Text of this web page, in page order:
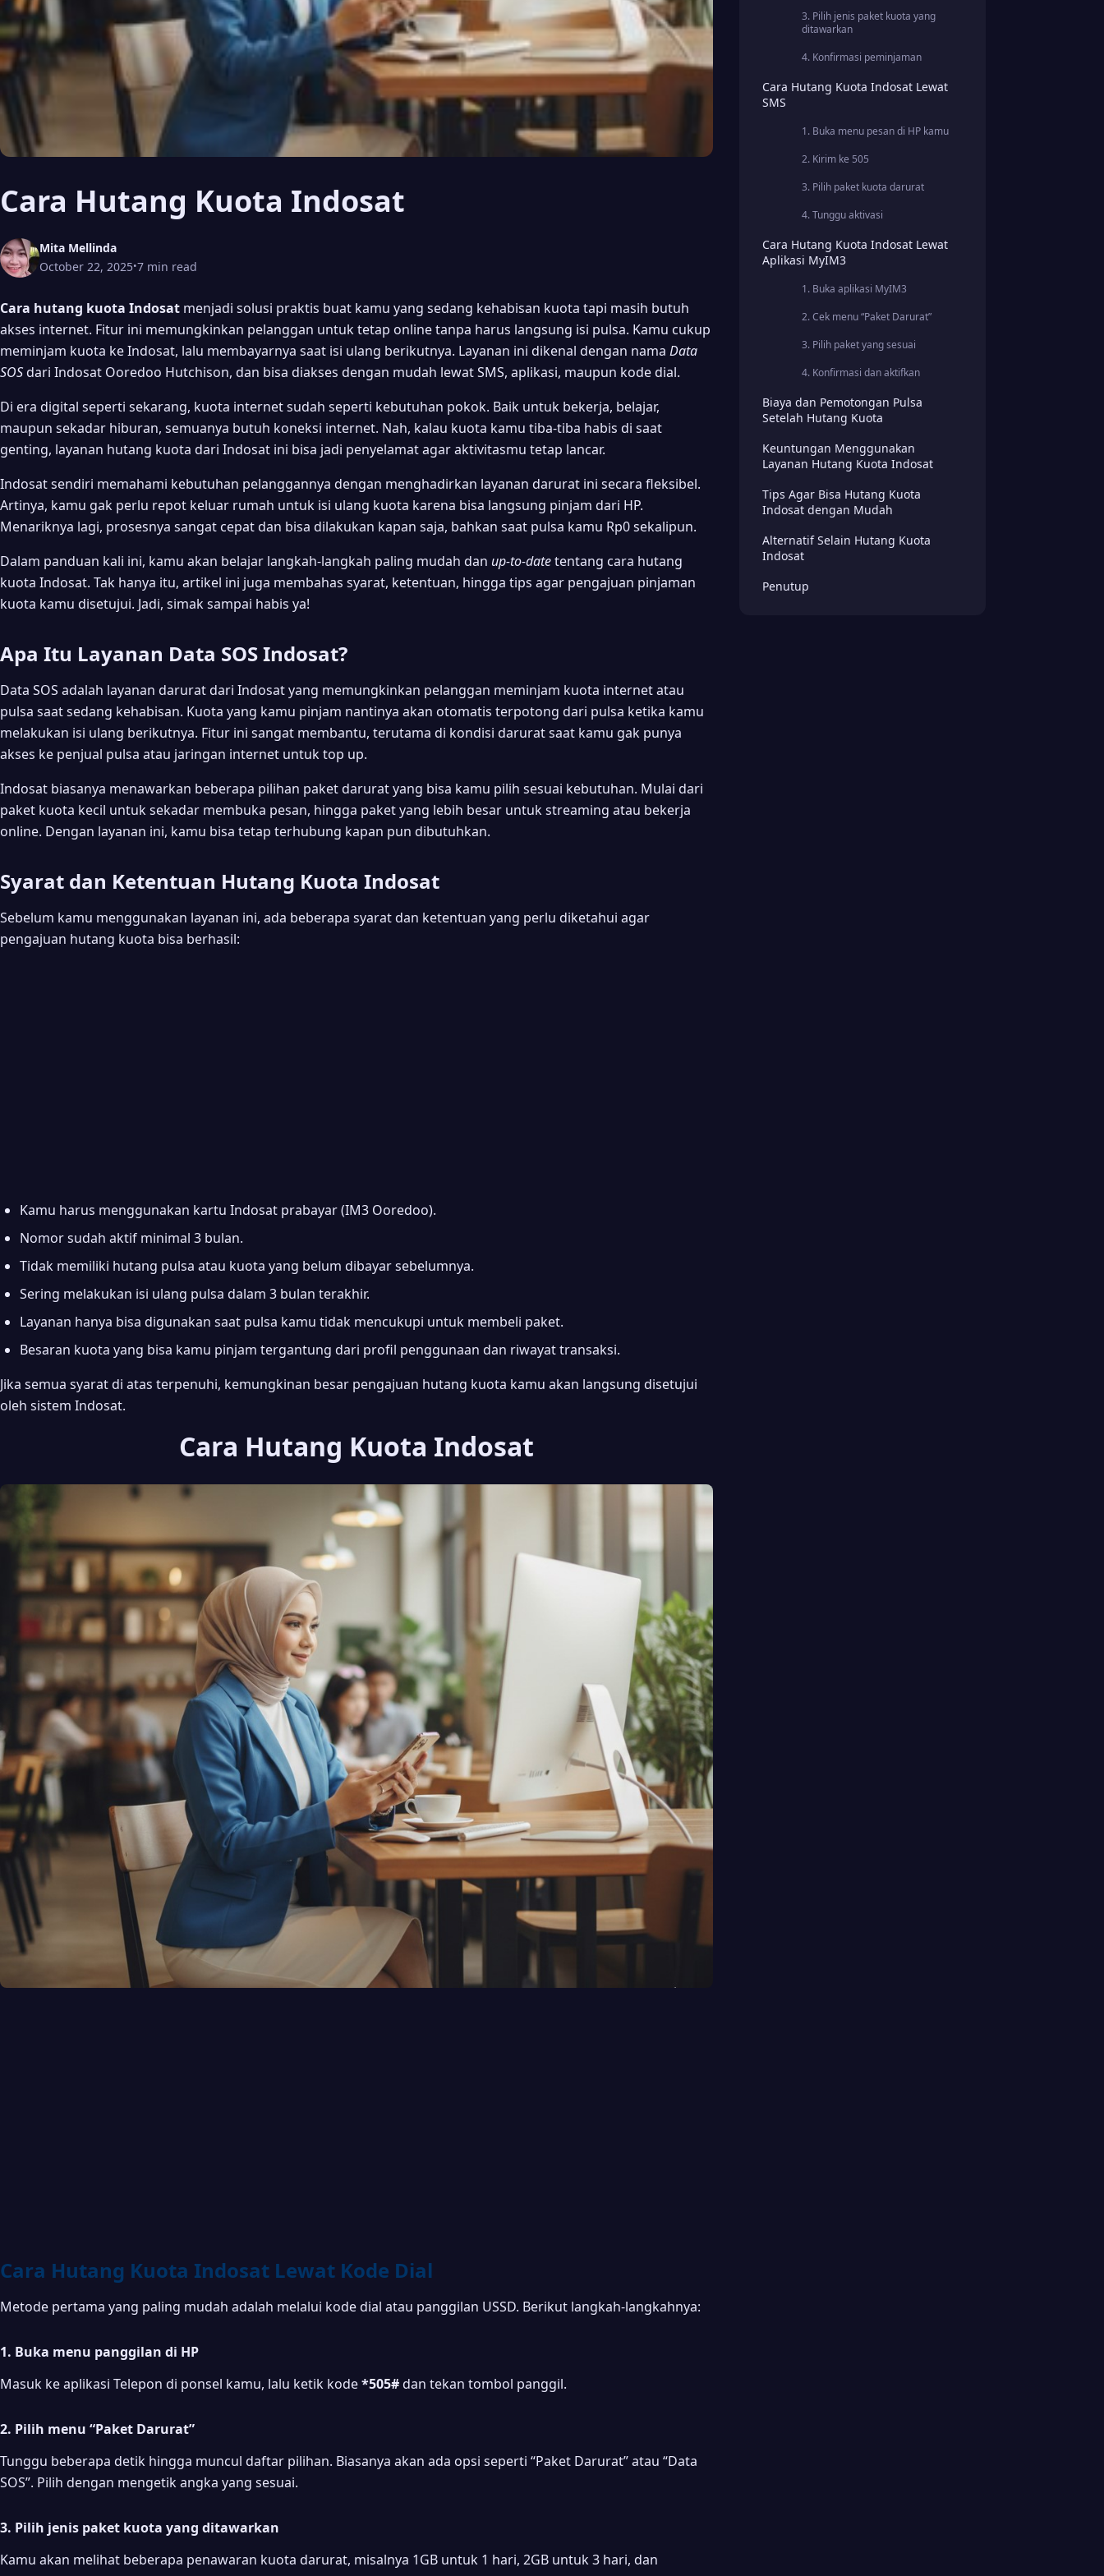
Cara Hutang Kuota Indosat
Mita Mellinda
October 22, 2025•7 min read
Cara hutang kuota Indosat menjadi solusi praktis buat kamu yang sedang kehabisan kuota tapi masih butuh
akses internet. Fitur ini memungkinkan pelanggan untuk tetap online tanpa harus langsung isi pulsa. Kamu cukup
meminjam kuota ke Indosat, lalu membayarnya saat isi ulang berikutnya. Layanan ini dikenal dengan nama Data
SOSdari Indosat Ooredoo Hutchison, dan bisa diakses dengan mudah lewat SMS, aplikasi, maupun kode dial.
Di era digital seperti sekarang, kuota internet sudah seperti kebutuhan pokok. Baik untuk bekerja, belajar,
maupun sekadar hiburan, semuanya butuh koneksi internet. Nah, kalau kuota kamu tiba-tiba habis di saat
genting, layanan hutang kuota dari Indosat ini bisa jadi penyelamat agar aktivitasmu tetap lancar.
Indosat sendiri memahami kebutuhan pelanggannya dengan menghadirkan layanan darurat ini secara fleksibel.
Artinya, kamu gak perlu repot keluar rumah untuk isi ulang kuota karena bisa langsung pinjam dari HP.
Menariknya lagi, prosesnya sangat cepat dan bisa dilakukan kapan saja, bahkan saat pulsa kamu Rp0 sekalipun.
Dalam panduan kali ini, kamu akan belajar langkah-langkah paling mudah dan up-to-datetentang cara hutang
kuota Indosat. Tak hanya itu, artikel ini juga membahas syarat, ketentuan, hingga tips agar pengajuan pinjaman
kuota kamu disetujui. Jadi, simak sampai habis ya!
Apa Itu Layanan Data SOS Indosat?
Data SOS adalah layanan darurat dari Indosat yang memungkinkan pelanggan meminjam kuota internet atau
pulsa saat sedang kehabisan. Kuota yang kamu pinjam nantinya akan otomatis terpotong dari pulsa ketika kamu
melakukan isi ulang berikutnya. Fitur ini sangat membantu, terutama di kondisi darurat saat kamu gak punya
akses ke penjual pulsa atau jaringan internet untuk top up.
Indosat biasanya menawarkan beberapa pilihan paket darurat yang bisa kamu pilih sesuai kebutuhan. Mulai dari
paket kuota kecil untuk sekadar membuka pesan, hingga paket yang lebih besar untuk streaming atau bekerja
online. Dengan layanan ini, kamu bisa tetap terhubung kapan pun dibutuhkan.
Syarat dan Ketentuan Hutang Kuota Indosat
Sebelum kamu menggunakan layanan ini, ada beberapa syarat dan ketentuan yang perlu diketahui agar
pengajuan hutang kuota bisa berhasil:
Kamu harus menggunakan kartu Indosat prabayar (IM3 Ooredoo).
Nomor sudah aktif minimal 3 bulan.
Tidak memiliki hutang pulsa atau kuota yang belum dibayar sebelumnya.
Sering melakukan isi ulang pulsa dalam 3 bulan terakhir.
Layanan hanya bisa digunakan saat pulsa kamu tidak mencukupi untuk membeli paket.
Besaran kuota yang bisa kamu pinjam tergantung dari profil penggunaan dan riwayat transaksi.
Jika semua syarat di atas terpenuhi, kemungkinan besar pengajuan hutang kuota kamu akan langsung disetujui
oleh sistem Indosat.
Cara Hutang Kuota Indosat
Cara Hutang Kuota Indosat Lewat Kode Dial
Metode pertama yang paling mudah adalah melalui kode dial atau panggilan USSD. Berikut langkah-langkahnya:
1. Buka menu panggilan di HP
Masuk ke aplikasi Telepon di ponsel kamu, lalu ketik kode*505#dan tekan tombol panggil.
2. Pilih menu “Paket Darurat”
Tunggu beberapa detik hingga muncul daftar pilihan. Biasanya akan ada opsi seperti “Paket Darurat” atau “Data
SOS”. Pilih dengan mengetik angka yang sesuai.
3. Pilih jenis paket kuota yang ditawarkan
Kamu akan melihat beberapa penawaran kuota darurat, misalnya 1GB untuk 1 hari, 2GB untuk 3 hari, dan
3. Pilih jenis paket kuota yang
ditawarkan
4. Konfirmasi peminjaman
Cara Hutang Kuota Indosat Lewat
SMS
1. Buka menu pesan di HP kamu
2. Kirim ke 505
3. Pilih paket kuota darurat
4. Tunggu aktivasi
Cara Hutang Kuota Indosat Lewat
Aplikasi MyIM3
1. Buka aplikasi MyIM3
2. Cek menu “Paket Darurat”
3. Pilih paket yang sesuai
4. Konfirmasi dan aktifkan
Biaya dan Pemotongan Pulsa
Setelah Hutang Kuota
Keuntungan Menggunakan
Layanan Hutang Kuota Indosat
Tips Agar Bisa Hutang Kuota
Indosat dengan Mudah
Alternatif Selain Hutang Kuota
Indosat
Penutup